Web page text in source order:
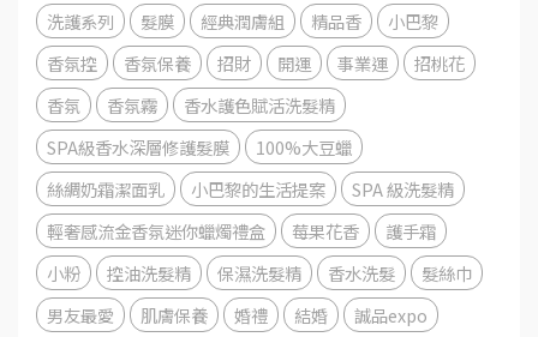
洗護系列
髮膜 經典潤膚組 精品香
小巴黎
香氛控
香氛保養 招財 開運 事業運
招桃花
香氛
香氛霧
香水護色賦活洗髮精
SPA級香水深層修護髮膜
100%大豆蠟
絲綢奶霜潔面乳
小巴黎的生活提案
SPA 級洗髮精
輕奢感流金香氛迷你蠟燭禮盒
莓果花香
護手霜
小粉
控油洗髮精 保濕洗髮精 香水洗髮
髮絲巾
男友最愛
肌膚保養 婚禮 結婚
誠品expo